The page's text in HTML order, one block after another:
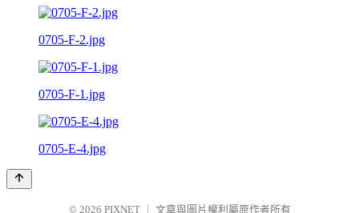
0705-F-2.jpg
0705-F-1.jpg
0705-E-4.jpg
© 2026 PIXNET 文章與圖片權利屬原作者所有